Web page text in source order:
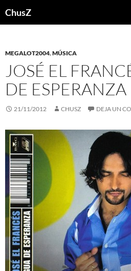
ChusZ
MEGALOT2004,MÚSICA
JOSÉ EL
DE ESPERANZA
21/11/2012 CHUSZ DEJA UN